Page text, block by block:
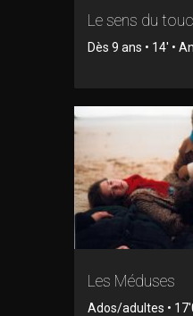
Le sens du
Dès 9 ans • 14' •
Les Méduses
Ados/adultes •